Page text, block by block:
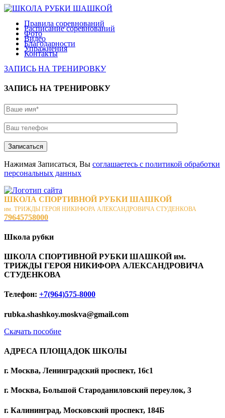
Правила соревнований
Расписание соревнований
Фото
Видео
Благодарности
Упражнения
Контакты
ЗАПИСЬ НА ТРЕНИРОВКУ
ЗАПИСЬ НА ТРЕНИРОВКУ
Записаться
Нажимая Записаться, Вы соглашаетесь с политикой обработки
персональных данных
ШКОЛА СПОРТИВНОЙ РУБКИ ШАШКОЙ
им. ТРИЖДЫ ГЕРОЯ НИКИФОРА АЛЕКСАНДРОВИЧА СТУДЕНКОВА
79645758000
Школа рубки
ШКОЛА СПОРТИВНОЙ РУБКИ ШАШКОЙ им.
ТРИЖДЫ ГЕРОЯ НИКИФОРА АЛЕКСАНДРОВИЧА
СТУДЕНКОВА
Телефон: +7(964)575-8000
rubka.shashkoy.moskva@gmail.com
Скачать пособие
АДРЕСА ПЛОЩАДОК ШКОЛЫ
г. Москва, Ленинградский проспект, 16с1
г. Москва, Большой Староданиловский переулок, 3
г. Калининград, Московский проспект, 184Б